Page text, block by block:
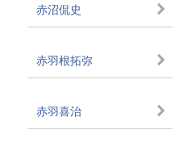
赤沼侃史
赤羽根拓弥
赤羽喜治